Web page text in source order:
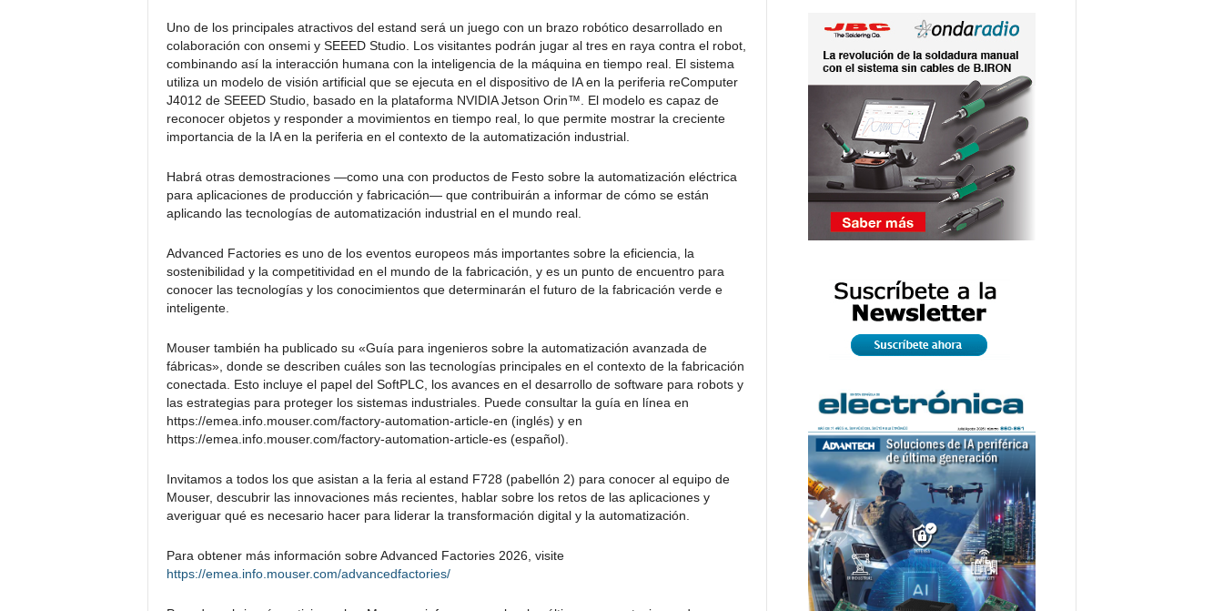
Uno de los principales atractivos del estand será un juego con un brazo robótico desarrollado en
colaboración con onsemi y SEEED Studio. Los visitantes podrán jugar al tres en raya contra el robot,
combinando así la interacción humana con la inteligencia de la máquina en tiempo real. El sistema
utiliza un modelo de visión artificial que se ejecuta en el dispositivo de IA en la periferia reComputer
J4012 de SEEED Studio, basado en la plataforma NVIDIA Jetson Orin™. El modelo es capaz de
reconocer objetos y responder a movimientos en tiempo real, lo que permite mostrar la creciente
importancia de la IA en la periferia en el contexto de la automatización industrial.
Habrá otras demostraciones —como una con productos de Festo sobre la automatización eléctrica
para aplicaciones de producción y fabricación— que contribuirán a informar de cómo se están
aplicando las tecnologías de automatización industrial en el mundo real.
Advanced Factories es uno de los eventos europeos más importantes sobre la eficiencia, la
sostenibilidad y la competitividad en el mundo de la fabricación, y es un punto de encuentro para
conocer las tecnologías y los conocimientos que determinarán el futuro de la fabricación verde e
inteligente.
Mouser también ha publicado su «Guía para ingenieros sobre la automatización avanzada de
fábricas», donde se describen cuáles son las tecnologías principales en el contexto de la fabricación
conectada. Esto incluye el papel del SoftPLC, los avances en el desarrollo de software para robots y
las estrategias para proteger los sistemas industriales. Puede consultar la guía en línea en
https://emea.info.mouser.com/factory-automation-article-en (inglés) y en
https://emea.info.mouser.com/factory-automation-article-es (español).
Invitamos a todos los que asistan a la feria al estand F728 (pabellón 2) para conocer al equipo de
Mouser, descubrir las innovaciones más recientes, hablar sobre los retos de las aplicaciones y
averiguar qué es necesario hacer para liderar la transformación digital y la automatización.
Para obtener más información sobre Advanced Factories 2026, visite
https://emea.info.mouser.com/advancedfactories/